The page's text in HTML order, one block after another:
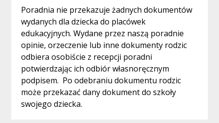
Poradnia nie przekazuje żadnych dokumentów
wydanych dla dziecka do placówek
edukacyjnych. Wydane przez naszą poradnie
opinie, orzeczenie lub inne dokumenty rodzic
odbiera osobiście z recepcji poradni
potwierdzając ich odbiór własnoręcznym
podpisem. Po odebraniu dokumentu rodzic
może przekazać dany dokument do szkoły
swojego dziecka.